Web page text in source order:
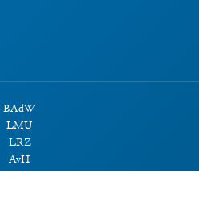
BAdW
LMU
LRZ
AvH